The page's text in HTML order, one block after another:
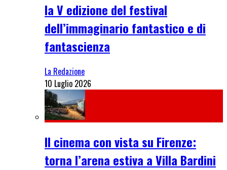
la V edizione del festival
dell’immaginario fantastico e di
fantascienza
La Redazione
10 Luglio 2026
Il cinema con vista su Firenze:
torna l’arena estiva a Villa Bardini